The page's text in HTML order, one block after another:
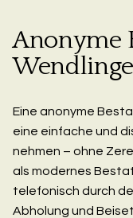
Anonyme
Eine anonyme
eine einfache und
nehmen – ohne
als modernes
telefonisch durch
Abholung und